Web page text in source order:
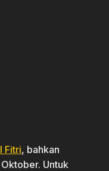
Fitri, bahkan
Untuk